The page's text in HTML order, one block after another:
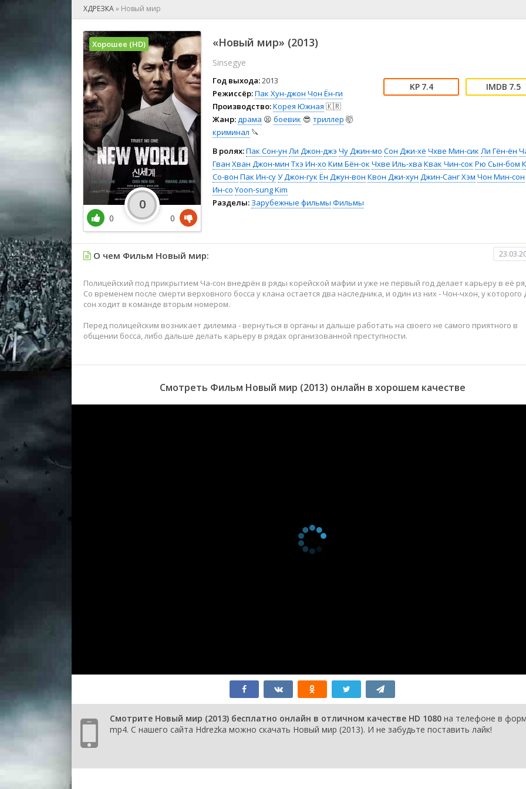
🕺 Мюзикл
👨‍💻 Реальное тв
🎤 Ток-шоу
😱 Ужасы
🧙‍♀️ Фантастика
🤠 Фильм-нуар
🧝‍♂️ Фэнтези
🏅 Церемония
ХДРЕЗКА» Новый мир
«Новый мир» (2013)
Sinsegye
Год выхода:2013
Режиссёр:Пак Хун-джон Чон Ён-ги
Производство:Корея Южная 🇰🇷
Жанр:драма 😫 боевик 😎 триллер 🤯
криминал 🔪
7.4 7.5
В ролях:Пак Сон-ун Ли Джон-джэ Чу Джин-мо Сон Джи-хё Чхве Мин-сик Ли Гён-ён
Гван Хван Джон-мин Тхэ Ин-хо Ким Бён-ок Чхве Иль-хва Квак Чин-сок Рю Сын-бом
Со-вон Пак Ин-суУ Джон-гук Ён Джун-вон Квон Джи-хун Джин-Санг Хэм Чон Мин-сон
Ин-со Yoon-sung Kim
Разделы: Зарубежные фильмы Фильмы
Хорошее (HD)
0
0
0
О чем Фильм Новый мир:
Полицейский под прикрытием Ча-сон внедрён в ряды корейской мафии и уже не первый год делает карьеру в её
Со временем после смерти верховного босса у клана остается два наследника, и один из них - Чон-чхон, у которого
сон ходит в команде вторым номером.
Перед полицейским возникает дилемма - вернуться в органы и дальше работать на своего не самого приятного в
общении босса, либо дальше делать карьеру в рядах организованной преступности.
Смотреть Фильм Новый мир (2013) онлайн в хорошем качестве
Смотрите Новый мир (2013) бесплатно онлайн в отличном качестве HD 1080 на телефоне в
mp4. С нашего сайта Hdrezka можно скачать Новый мир (2013). И не забудьте поставить лайк!